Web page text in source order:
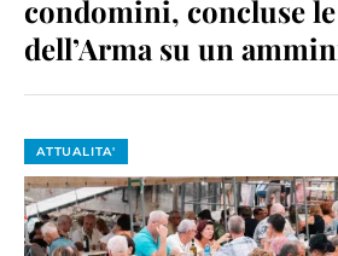
condomini, concluse
dell’Arma su un
ATTUALITA'